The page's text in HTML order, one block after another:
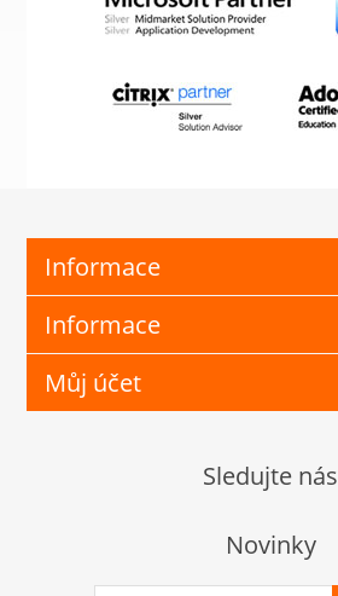
Informace
Informace
Můj účet
Sledujte nás
Novinky